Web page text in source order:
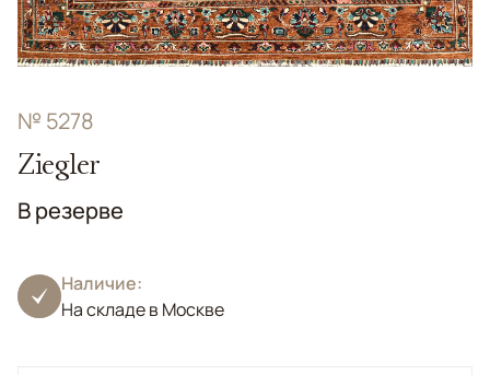
№ 5278
Ziegler
В резерве
Наличие:
На складе в Москве